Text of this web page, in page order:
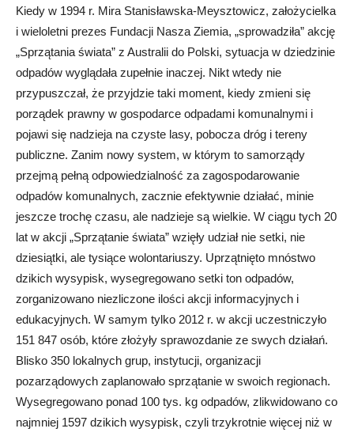
Kiedy w 1994 r. Mira Stanisławska-Meysztowicz, założycielka
i wieloletni prezes Fundacji Nasza Ziemia, „sprowadziła” akcję
„Sprzątania świata” z Australii do Polski, sytuacja w dziedzinie
odpadów wyglądała zupełnie inaczej. Nikt wtedy nie
przypuszczał, że przyjdzie taki moment, kiedy zmieni się
porządek prawny w gospodarce odpadami komunalnymi i
pojawi się nadzieja na czyste lasy, pobocza dróg i tereny
publiczne. Zanim nowy system, w którym to samorządy
przejmą pełną odpowiedzialność za zagospodarowanie
odpadów komunalnych, zacznie efektywnie działać, minie
jeszcze trochę czasu, ale nadzieje są wielkie. W ciągu tych 20
lat w akcji „Sprzątanie świata” wzięły udział nie setki, nie
dziesiątki, ale tysiące wolontariuszy. Uprzątnięto mnóstwo
dzikich wysypisk, wysegregowano setki ton odpadów,
zorganizowano niezliczone ilości akcji informacyjnych i
edukacyjnych. W samym tylko 2012 r. w akcji uczestniczyło
151 847 osób, które złożyły sprawozdanie ze swych działań.
Blisko 350 lokalnych grup, instytucji, organizacji
pozarządowych zaplanowało sprzątanie w swoich regionach.
Wysegregowano ponad 100 tys. kg odpadów, zlikwidowano co
najmniej 1597 dzikich wysypisk, czyli trzykrotnie więcej niż w